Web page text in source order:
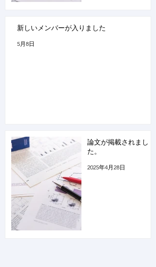
新しいメンバーが入りました
5月8日
論文が掲載されまし
た。
2025年4月28日